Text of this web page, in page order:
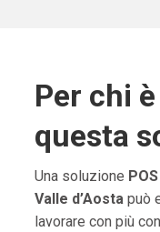
Per chi
questa
Una soluzione
Valle d’Aostapuò
lavorare con più